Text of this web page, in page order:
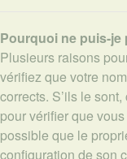
Pourquoi ne puis-je
Plusieurs raisons
vérifiez que votre
corrects. S’ils le
pour vérifier que
possible que le
configuration de son